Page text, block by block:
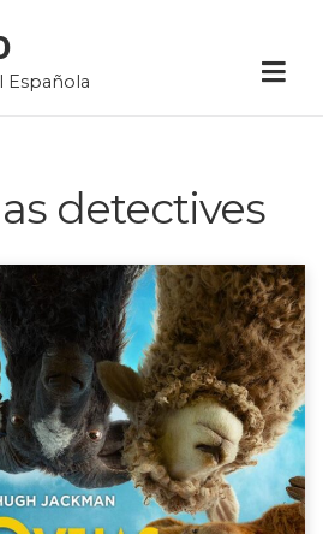
Española
detectives